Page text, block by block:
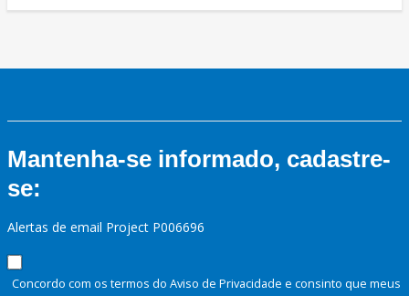
Mantenha-se informado, cadastre-
se:
Alertas de email Project P006696
Concordo com os termos do Aviso de Privacidade e consinto que meus